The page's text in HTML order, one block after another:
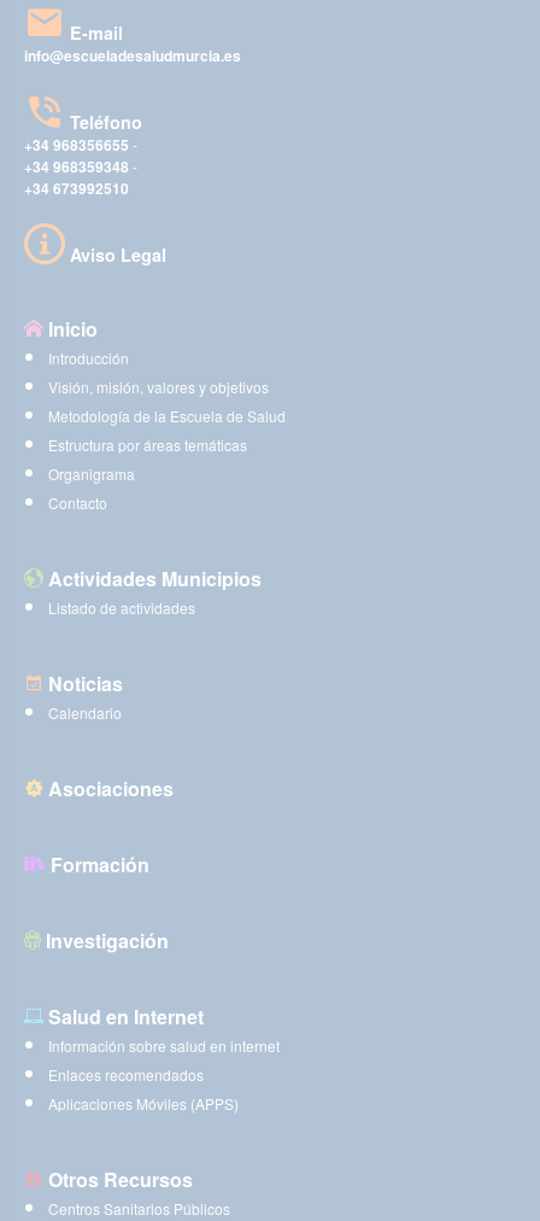
E-mail
info@escueladesaludmurcia.es
Teléfono
+34 968356655 -
+34 968359348 -
+34 673992510
Aviso Legal
Inicio
Introducción
Visión, misión, valores y objetivos
Metodología de la Escuela de Salud
Estructura por áreas temáticas
Organigrama
Contacto
Actividades Municipios
Listado de actividades
Noticias
Calendario
Asociaciones
Formación
Investigación
Salud en Internet
Información sobre salud en internet
Enlaces recomendados
Aplicaciones Móviles (APPS)
Otros Recursos
Centros Sanitarios Públicos